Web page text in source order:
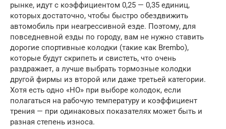
рынке, идут с коэффициентом 0,25 — 0,35 единиц,
которых достаточно, чтобы быстро обездвижить
автомобиль при неагрессивной езде. Поэтому, для
повседневной езды по городу, вам не нужно ставить
дорогие спортивные колодки (такие как Brembo),
которые будут скрипеть и свистеть, что очень
раздражает, а лучше выбрать тормозные колодки
другой фирмы из второй или даже третьей категории.
Хотя есть одно «НО» при выборе колодок, если
полагаться на рабочую температуру и коэффициент
трения — при одинаковых показателях может быть и
разная степень износа.